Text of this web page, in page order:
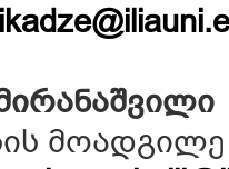
მოადგილე